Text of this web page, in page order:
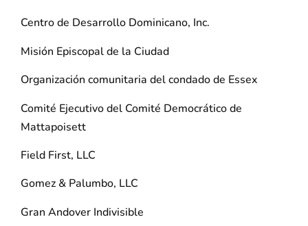
Centro de Desarrollo Dominicano, Inc.
Misión Episcopal de la Ciudad
Organización comunitaria del condado de Essex
Comité Ejecutivo del Comité Democrático de
Mattapoisett
Field First, LLC
Gomez & Palumbo, LLC
Gran Andover Indivisible